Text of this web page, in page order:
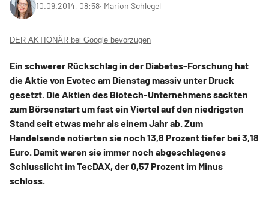
10.09.2014, 08:58‧ Marion Schlegel
DER AKTIONÄR bei Google bevorzugen
Ein schwerer Rückschlag in der Diabetes-Forschung hat
die Aktie von Evotec am Dienstag massiv unter Druck
gesetzt. Die Aktien des Biotech-Unternehmens sackten
zum Börsenstart um fast ein Viertel auf den niedrigsten
Stand seit etwas mehr als einem Jahr ab. Zum
Handelsende notierten sie noch 13,8 Prozent tiefer bei 3,18
Euro. Damit waren sie immer noch abgeschlagenes
Schlusslicht im TecDAX, der 0,57 Prozent im Minus
schloss.